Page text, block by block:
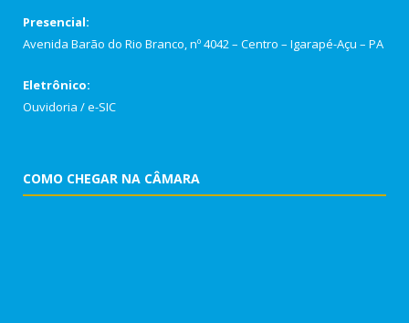
Presencial:
Avenida Barão do Rio Branco, nº 4042 – Centro – Igarapé-Açu – PA
Eletrônico:
Ouvidoria /e-SIC
COMO CHEGAR NA CÂMARA